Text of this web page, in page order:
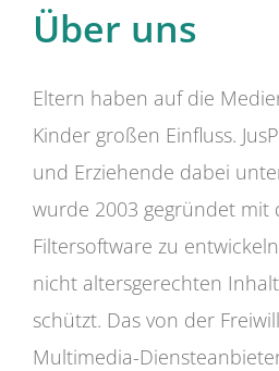
Über uns
Eltern haben auf die
Kinder großen Einfluss.
und Erziehende dabei
wurde 2003 gegründet mit
Filtersoftware zu
nicht altersgerechten
schützt. Das von der
Multimedia-Diensteanbieter